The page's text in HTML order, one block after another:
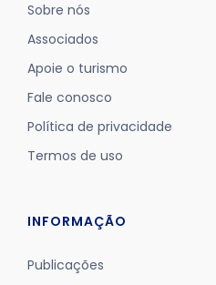
Sobre nós
Associados
Apoie o turismo
Fale conosco
Política de privacidade
Termos de uso
INFORMAÇÃO
Publicações